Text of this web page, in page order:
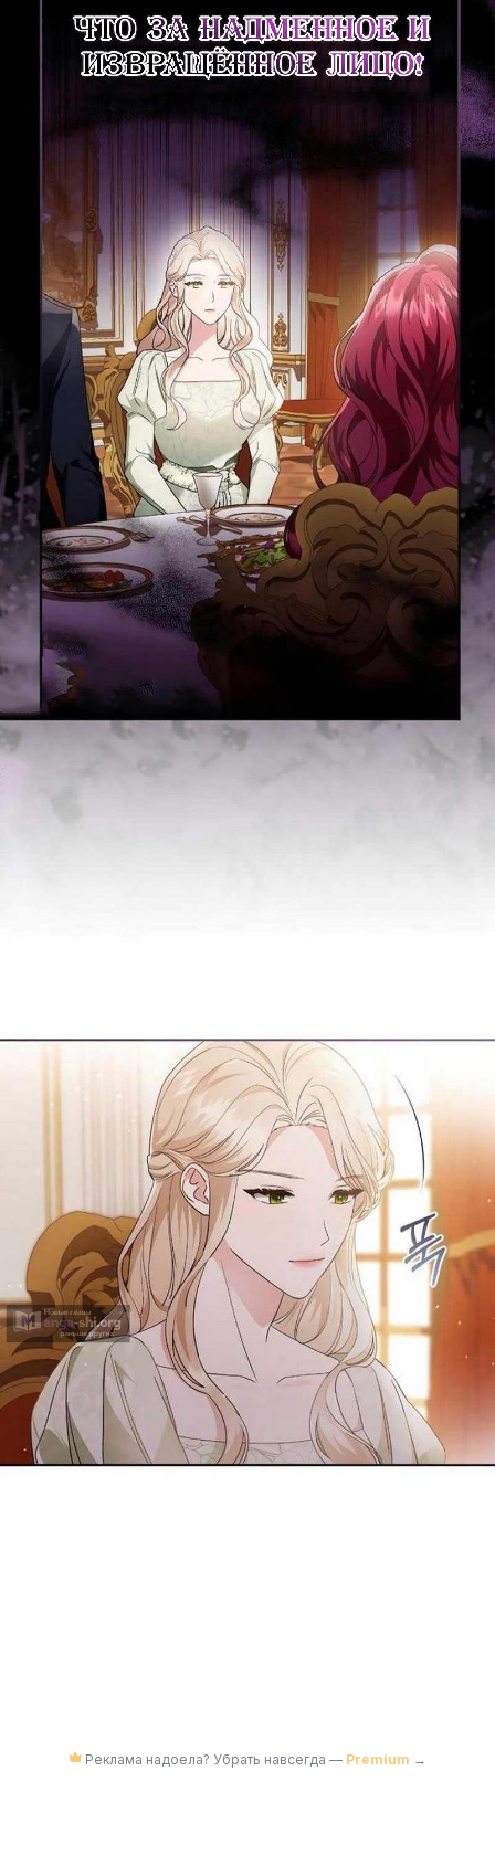
Реклама надоела? Убрать навсегда — Premium →